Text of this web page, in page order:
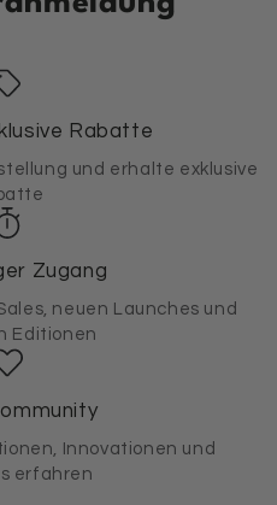
Rabatte
und erhalte exklusive
Zugang
neuen Launches und
Editionen
Innovationen und
erfahren